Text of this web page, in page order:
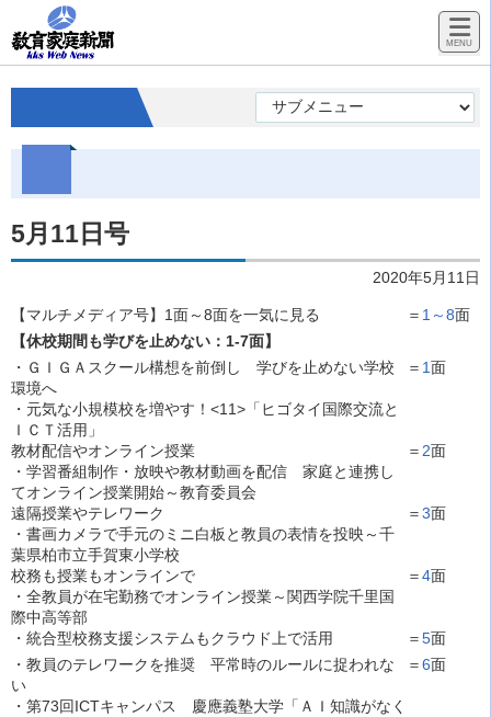
5月11日号
2020年5月11日
【マルチメディア号】1面～8面を一気に見る ＝ 1～8面
【休校期間も学びを止めない：1-7面】
・ＧＩＧＡスクール構想を前倒し 学びを止めない学校
環境へ
・元気な小規模校を増やす！<11>「ヒゴタイ国際交流と
ＩＣＴ活用」
＝ 1面
教材配信やオンライン授業
・学習番組制作・放映や教材動画を配信 家庭と連携し
てオンライン授業開始～教育委員会
＝ 2面
遠隔授業やテレワーク
・書画カメラで手元のミニ白板と教員の表情を投映～千
葉県柏市立手賀東小学校
＝3面
校務も授業もオンラインで
・全教員が在宅勤務でオンライン授業～関西学院千里国
際中高等部
＝4面
・統合型校務支援システムもクラウド上で活用 ＝5面
・教員のテレワークを推奨 平常時のルールに捉われな
い
・第73回ICTキャンパス 慶應義塾大学「ＡＩ知識がなく
＝6面